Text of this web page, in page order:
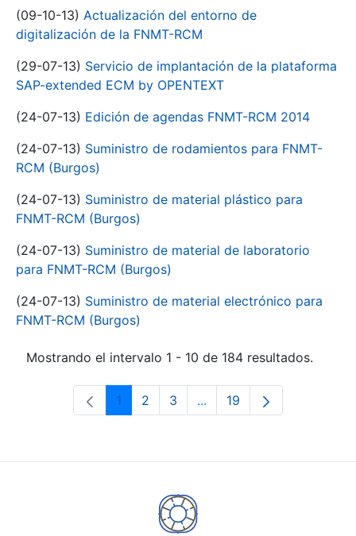
(09-10-13) Actualización del entorno de
digitalización de la FNMT-RCM
(29-07-13) Servicio de implantación de la plataforma
SAP-extended ECM by OPENTEXT
(24-07-13) Edición de agendas FNMT-RCM 2014
(24-07-13) Suministro de rodamientos para FNMT-
RCM (Burgos)
(24-07-13) Suministro de material plástico para
FNMT-RCM (Burgos)
(24-07-13) Suministro de material de laboratorio
para FNMT-RCM (Burgos)
(24-07-13) Suministro de material electrónico para
FNMT-RCM (Burgos)
Mostrando el intervalo 1 - 10 de 184 resultados.
Página
1 Página
2 Página
3 ...Páginas intermedias Use
Página
19